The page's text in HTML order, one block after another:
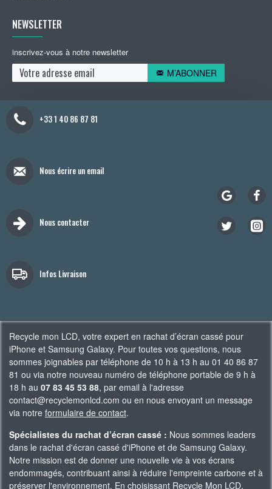
NEWSLETTER
inscrivez-vous à notre newsletter
M’ABONNER
+33 1 40 86 87 81
Nous écrire un email
Nous contacter
Infos Livraison
Recycle mon LCD, votre expert en rachat d’écran cassé pour
iPhone et Samsung Galaxy. Pour toutes vos questions, nous
sommes joignables par téléphone de 10 h à 13 h au 01 40 86 87
81 ou via notre nouveau numéro de téléphone portable de 9 h à
18 h au 07 83 45 53 88, par email à l'adresse
contact@recyclemonlcd.com ou en nous envoyant un message
via notre formulaire de contact.
Spécialistes du rachat d’écran cassé : Nous sommes leaders
dans le rachat d'écran cassé d'iPhone et de Samsung Galaxy.
Notre mission est de donner une nouvelle vie à vos écrans
endommagés, contribuant ainsi à réduire l'empreinte carbone et à
préserver l'environnement. En choisissant Recycle Mon LCD,